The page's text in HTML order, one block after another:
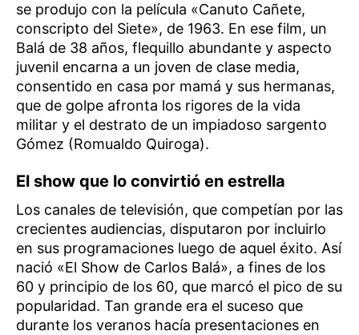
se produjo con la película «Canuto Cañete,
conscripto del Siete», de 1963. En ese film, un
Balá de 38 años, flequillo abundante y aspecto
juvenil encarna a un joven de clase media,
consentido en casa por mamá y sus hermanas,
que de golpe afronta los rigores de la vida
militar y el destrato de un impiadoso sargento
Gómez (Romualdo Quiroga).
El show que lo convirtió en estrella
Los canales de televisión, que competían por las
crecientes audiencias, disputaron por incluirlo
en sus programaciones luego de aquel éxito. Así
nació «El Show de Carlos Balá», a fines de los
60 y principio de los 60, que marcó el pico de su
popularidad. Tan grande era el suceso que
durante los veranos hacía presentaciones en